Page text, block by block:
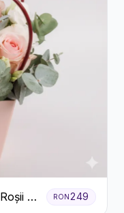
și
RON249